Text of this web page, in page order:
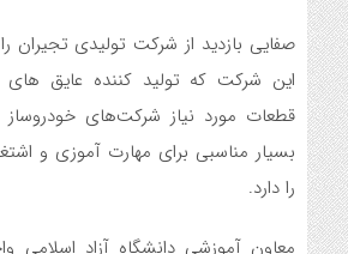
صفایی بازدید از شرکت تولیدی تجیران
این شرکت که تولید کننده عایق های
قطعات مورد نیاز شرکت‌های
بسیار مناسبی برای مهارت آموزی و
را دارد.
معاون آموزشی دانشگاه آزاد اسلامی